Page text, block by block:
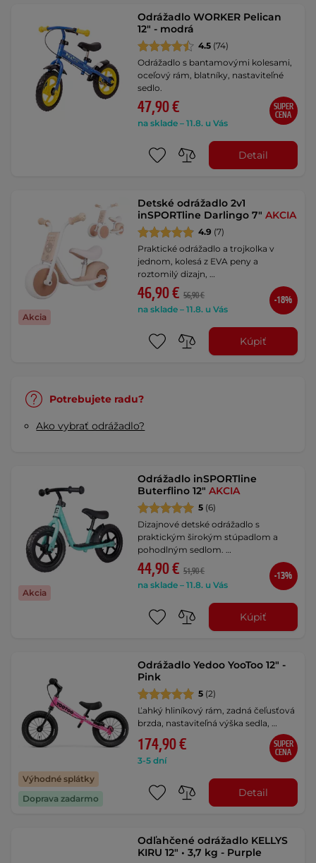
Odrážadlo WORKER Pelican
12" - modrá
4.5 (74)
Odrážadlo s bantamovými kolesami,
oceľový rám, blatníky, nastaviteľné
sedlo.
47,90 €
na sklade – 11.8. u Vás
SUPER
CENA
Detail
Akcia
Detské odrážadlo 2v1
inSPORTline Darlingo 7"AKCIA
4.9 (7)
Praktické odrážadlo a trojkolka v
jednom, kolesá z EVA peny a
roztomilý dizajn, …
46,90 € 56,90 €
na sklade – 11.8. u Vás
-18%
Kúpiť
Potrebujete radu?
Ako vybrať odrážadlo?
Akcia
Odrážadlo inSPORTline
Buterflino 12"AKCIA
5 (6)
Dizajnové detské odrážadlo s
praktickým širokým stúpadlom a
pohodlným sedlom. …
44,90 € 51,90 €
na sklade – 11.8. u Vás
-13%
Kúpiť
Výhodné splátky
Doprava zadarmo
Odrážadlo Yedoo YooToo 12" -
Pink
5 (2)
Ľahký hliníkový rám, zadná čeľusťová
brzda, nastaviteľná výška sedla, …
174,90 €
3-5 dní
SUPER
CENA
Detail
Odľahčené odrážadlo KELLYS
KIRU 12" • 3,7 kg - Purple